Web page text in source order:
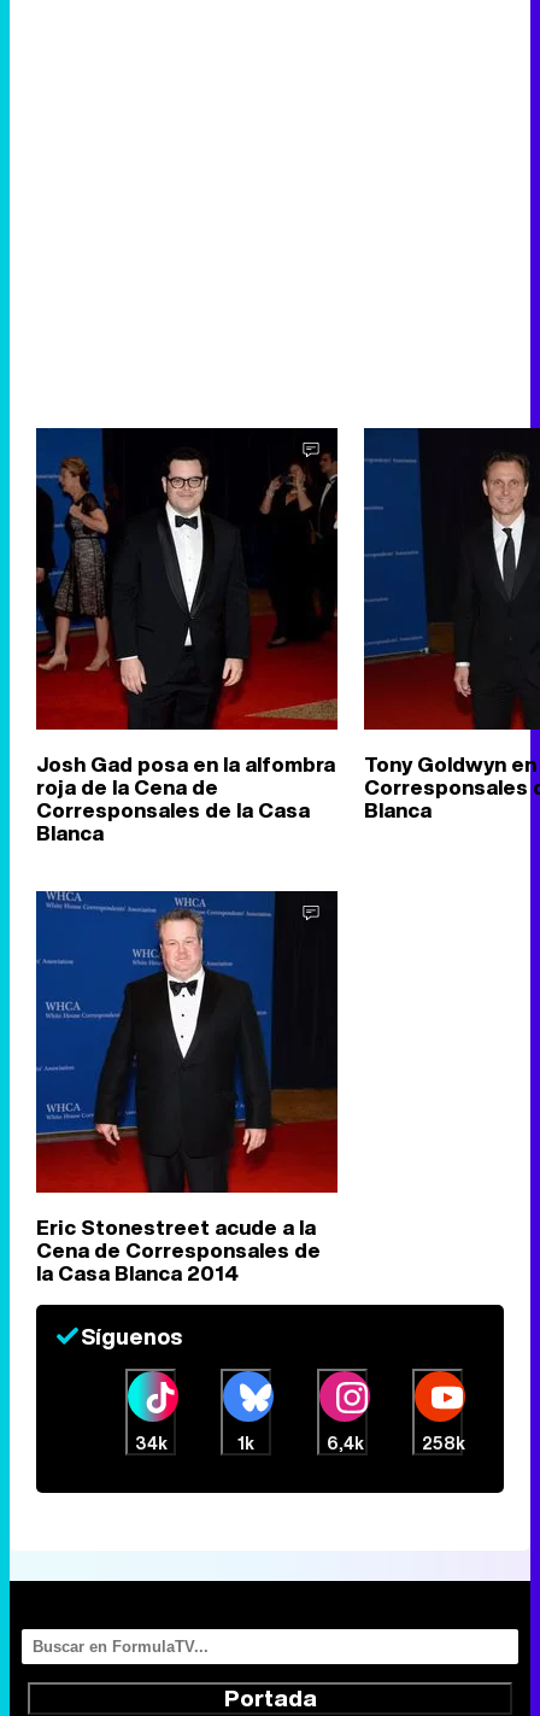
Josh Gad posa en la alfombra
roja de la Cena de
Corresponsales de la Casa
Blanca
Tony Goldwyn
Corresponsales
Blanca
Eric Stonestreet acude a la
Cena de Corresponsales de
la Casa Blanca 2014
Síguenos
34k 1k 6,4k 258k
Portada